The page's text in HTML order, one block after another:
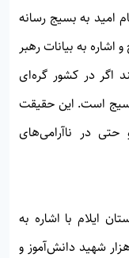
امید به بسیج رسانه
به بیانات رهبر
اگر در کشور گره‌ای
بسیج است. این حقیقت
حتی در ناآرامی‌های
ایلام با اشاره به
تقدیم ۸۵ هزار شهید بسیجی از جمله ۳۶ هزار شهید دانش‌آموز و